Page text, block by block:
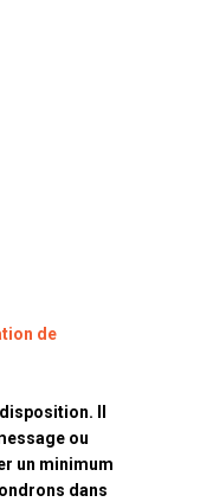
de
Il
ou
un minimum
dans